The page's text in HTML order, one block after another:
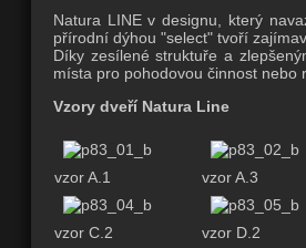
Natura LINE v designu, který
přírodní dýhou "select" tvoří
Díky zesílené struktuře a
místa pro pohodovou činnost nebo
Vzory dveří Natura Line
vzor A.1 vzor A.3
vzor C.2 vzor D.2